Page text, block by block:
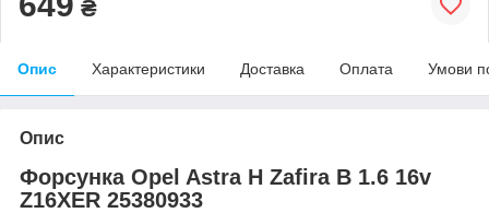
₴
Опис Характеристики Доставка Оплата Умови
Опис
Форсунка Opel Astra H Zafira B 1.6 16v
Z16XER 25380933